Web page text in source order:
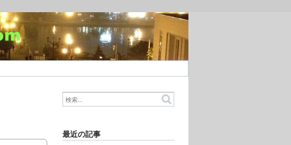
最近の記事